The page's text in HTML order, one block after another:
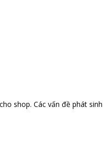
shop. Các vấn đề phát